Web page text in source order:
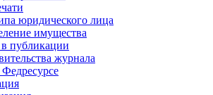
юридического лица
имущества
публикации
журнала